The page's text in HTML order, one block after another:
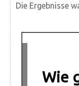
Die Ergebnisse
Wie